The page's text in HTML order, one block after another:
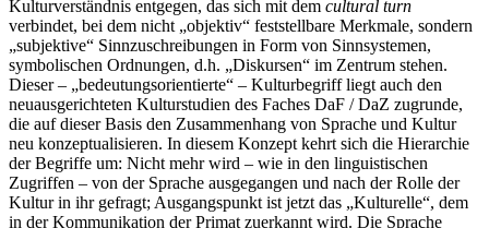
Kulturverständnis entgegen, das sich mit dem cultural turn
verbindet, bei dem nicht „objektiv“ feststellbare Merkmale, sondern
„subjektive“ Sinnzuschreibungen in Form von Sinnsystemen,
symbolischen Ordnungen, d.h. „Diskursen“ im Zentrum stehen.
Dieser – „bedeutungsorientierte“ – Kulturbegriff liegt auch den
neuausgerichteten Kulturstudien des Faches DaF / DaZ zugrunde,
die auf dieser Basis den Zusammenhang von Sprache und Kultur
neu konzeptualisieren. In diesem Konzept kehrt sich die Hierarchie
der Begriffe um: Nicht mehr wird – wie in den linguistischen
Zugriffen – von der Sprache ausgegangen und nach der Rolle der
Kultur in ihr gefragt; Ausgangspunkt ist jetzt das „Kulturelle“, dem
in der Kommunikation der Primat zuerkannt wird. Die Sprache